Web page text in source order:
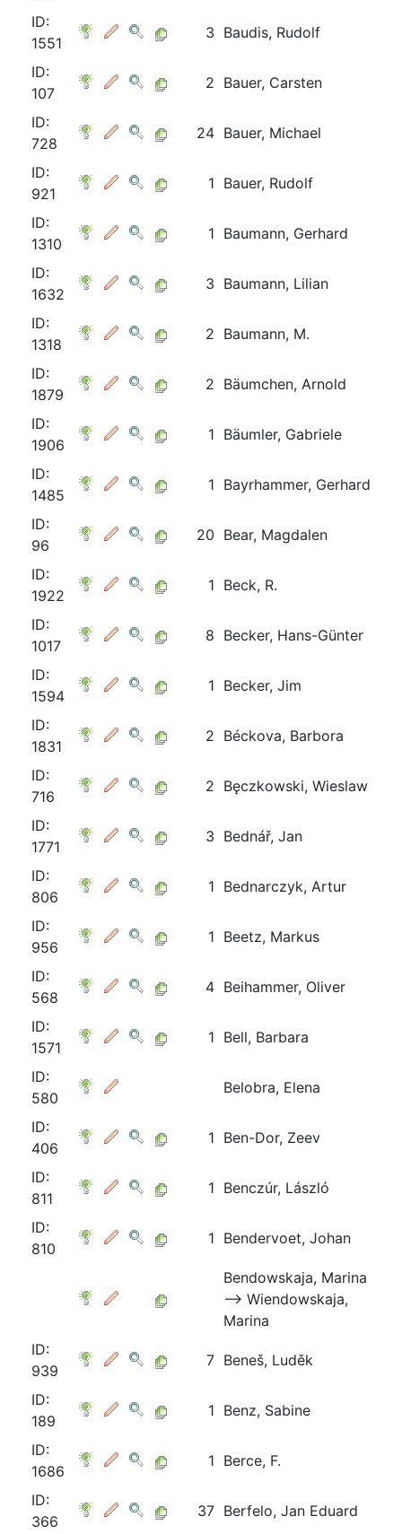
ID:
1551
3 Baudis, Rudolf
ID:
107
2 Bauer, Carsten
ID:
728
24 Bauer, Michael
ID:
921
1 Bauer, Rudolf
ID:
1310
1 Baumann, Gerhard
ID:
1632
3 Baumann, Lilian
ID:
1318
2 Baumann, M.
ID:
1879
2 Bäumchen, Arnold
ID:
1906
1 Bäumler, Gabriele
ID:
1485
1 Bayrhammer, Gerhard
ID:
96
20 Bear, Magdalen
ID:
1922
1 Beck, R.
ID:
1017
8 Becker, Hans-Günter
ID:
1594
1 Becker, Jim
ID:
1831
2 Béckova, Barbora
ID:
716
2 Bęczkowski, Wieslaw
ID:
1771
3 Bednář, Jan
ID:
806
1 Bednarczyk, Artur
ID:
956
1 Beetz, Markus
ID:
568
4 Beihammer, Oliver
ID:
1571
1 Bell, Barbara
ID:
580
Belobra, Elena
ID:
406
1 Ben-Dor, Zeev
ID:
811
1 Benczúr, László
ID:
810
1 Bendervoet, Johan
Bendowskaja, Marina
⟶ Wiendowskaja,
Marina
ID:
939
7 Beneš, Luděk
ID:
189
1 Benz, Sabine
ID:
1686
1 Berce, F.
ID:
366
37 Berfelo, Jan Eduard